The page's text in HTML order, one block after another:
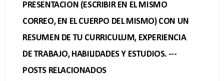
PRESENTACION (ESCRIBIR EN EL MISMO
CORREO, EN EL CUERPO DEL MISMO) CON UN
RESUMEN DE TU CURRICULUM, EXPERIENCIA
DE TRABAJO, HABILIDADES Y ESTUDIOS. ---
POSTS RELACIONADOS